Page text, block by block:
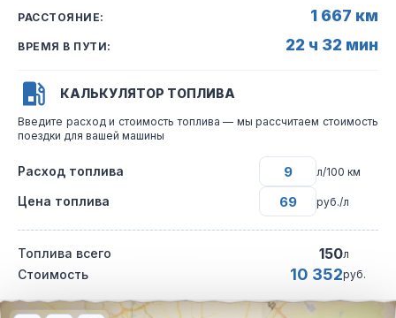
РАССТОЯНИЕ: 1 667 км
ВРЕМЯ В ПУТИ: 22 ч 32 мин
КАЛЬКУЛЯТОР ТОПЛИВА
Введите расход и стоимость топлива — мы рассчитаем стоимость
поездки для вашей машины
Расход топлива л/100 км
Цена топлива руб./л
Топлива всего 150л
Стоимость 10 352руб.
Интерактивная карта автомобильного маршрута из города